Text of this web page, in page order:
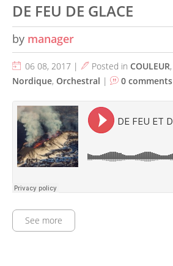
DE FEU DE GLACE
by manager
06 08, 2017 | Posted in COULEUR,
Nordique, Orchestral | 0 comments
See more